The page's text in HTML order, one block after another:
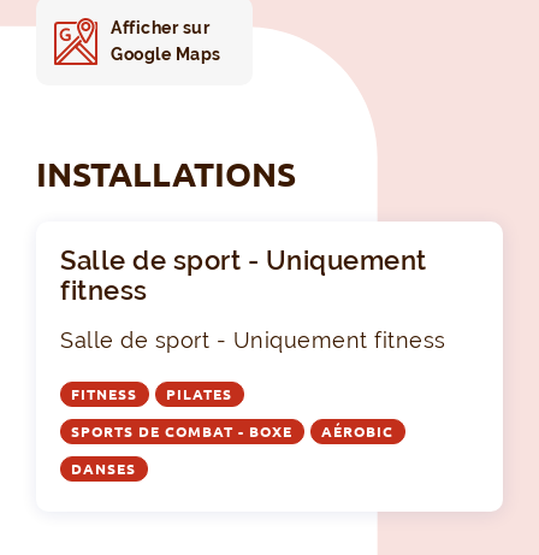
Afficher sur
Google Maps
INSTALLATIONS
Salle de sport - Uniquement
fitness
Salle de sport - Uniquement fitness
FITNESS PILATES
SPORTS DE COMBAT - BOXE AÉROBIC
DANSES